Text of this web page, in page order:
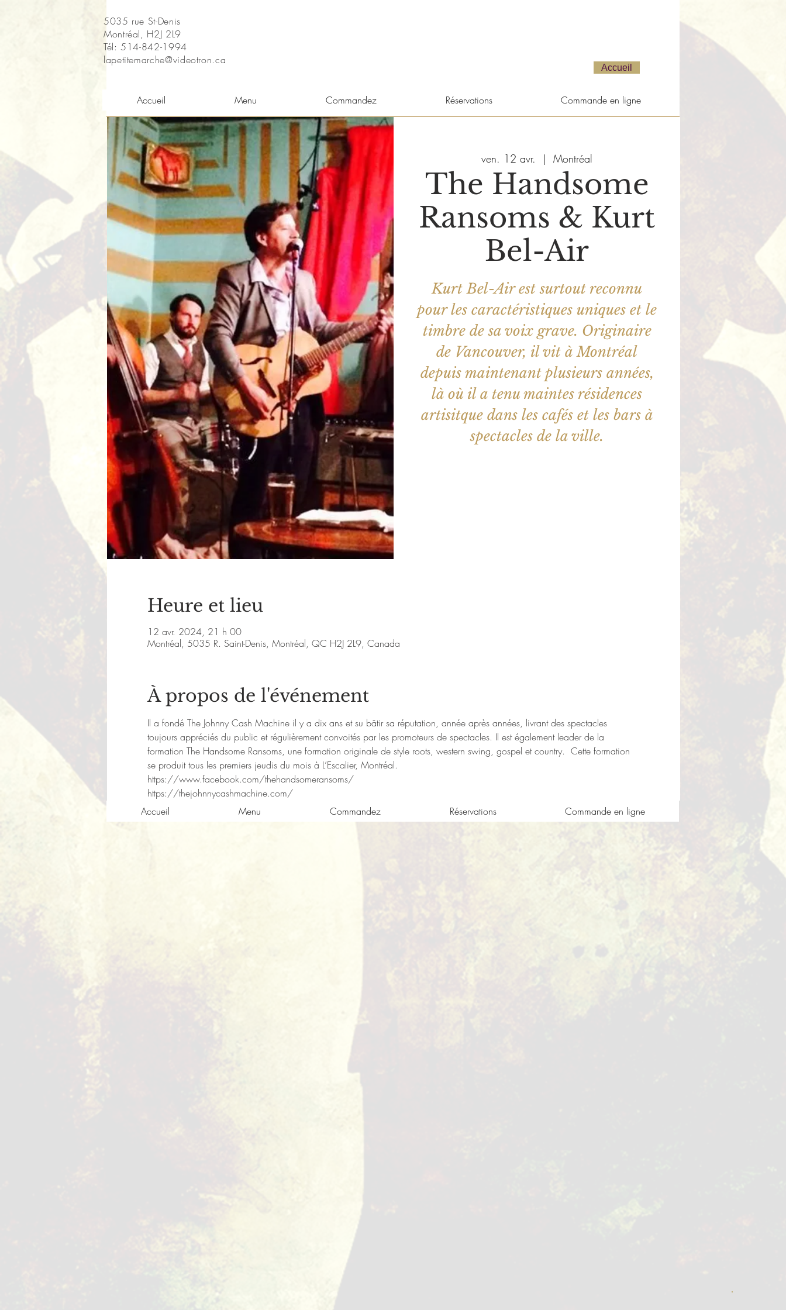
5035 rue St-Denis
Montréal, H2J 2L9
Tél: 514-842-1994
lapetitemarche@videotron.ca
Accueil
Accueil Menu Commandez Réservations Commande en ligne
ven. 12 avr.
  |
Montréal
The Handsome
Ransoms & Kurt
Bel-Air
Kurt Bel-Air est surtout reconnu
pour les caractéristiques uniques et le
timbre de sa voix grave. Originaire
de Vancouver, il vit à Montréal
depuis maintenant plusieurs années,
là où il a tenu maintes résidences
artisitque dans les cafés et les bars à
spectacles de la ville.
Heure et lieu
12 avr. 2024, 21 h 00
Montréal, 5035 R. Saint-Denis, Montréal, QC H2J 2L9, Canada
À propos de l'événement
Il a fondé The Johnny Cash Machine il y a dix ans et su bâtir sa réputation, année après années, livrant des spectacles
toujours appréciés du public et régulièrement convoités par les promoteurs de spectacles. Il est également leader de la
formation The Handsome Ransoms, une formation originale de style roots, western swing, gospel et country.  Cette formation
se produit tous les premiers jeudis du mois à L’Escalier, Montréal.
https://www.facebook.com/thehandsomeransoms/
https://thejohnnycashmachine.com/
Accueil
Menu Commandez Réservations Commande en ligne